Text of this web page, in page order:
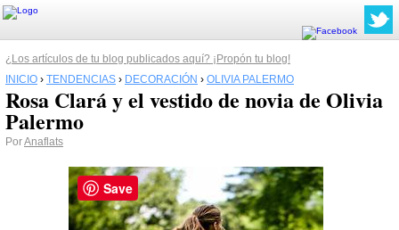
¿Los artículos de tu blog publicados aquí? ¡Propón tu blog!
INICIO › TENDENCIAS › DECORACIÓN › OLIVIA PALERMO
Rosa Clará y el vestido de novia de Olivia
Palermo
PorAnaflats
Save